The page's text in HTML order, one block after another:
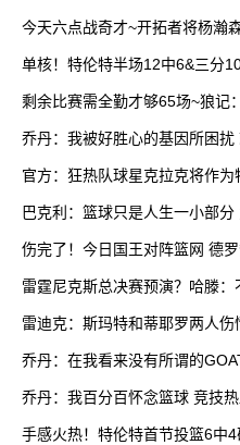
今天六点战奇才~开拓者将杨瀚
单核！特伦特半场12中6&三分
剩余比赛需全勤才够65场~狼记
乔丹：我被好胜心的基因所困扰
官方：狂热队球星克拉克将作
巴克利：篮球只是人生一小部分
伤完了！今日国王对阵篮网 德
雷霆尼克斯总决赛预演？哈滕：
雷迪克：斯玛特和蒂耶罗两人
乔丹：在我看来没有所谓的
乔丹：我百分百怀念篮球 竞技
手感火热！特伦特首节投篮6中